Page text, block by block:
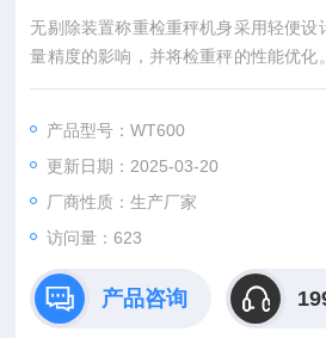
无剔除装置称重检重秤机身采用轻便设
量精度的影响，并将检重秤的性能优化
的数量减到低，这样做不仅可以减少
产品型号：WT600
更新日期：2025-03-20
厂商性质：生产厂家
访问量：623
产品咨询